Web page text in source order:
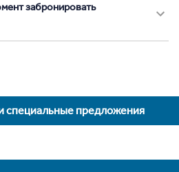
забронировать
специальные предложения